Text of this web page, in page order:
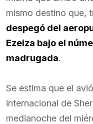
mismo destino que,
despegó del
Ezeiza bajo el
madrugada.
Se estima que el
internacional de
medianoche del